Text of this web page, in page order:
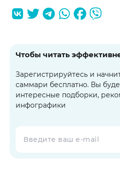
Чтобы читать
Зарегистрируйтесь и
саммари бесплатно. Вы
интересные подборки,
инфографики